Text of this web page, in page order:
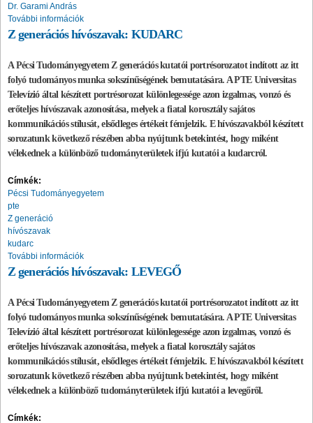
Dr. Garami András
További információk
Z generációs hívószavak: KUDARC
A Pécsi Tudományegyetem Z generációs kutatói portrésorozatot indított az itt
folyó tudományos munka sokszínűségének bemutatására. A PTE Universitas
Televízió által készített portrésorozat különlegessége azon izgalmas, vonzó és
erőteljes hívószavak azonosítása, melyek a fiatal korosztály sajátos
kommunikációs stílusát, elsődleges értékeit fémjelzik. E hívószavakból készített
sorozatunk következő részében abba nyújtunk betekintést, hogy miként
vélekednek a különböző tudományterületek ifjú kutatói a kudarcról.
Címkék:
Pécsi Tudományegyetem
pte
Z generáció
hívószavak
kudarc
További információk
Z generációs hívószavak: LEVEGŐ
A Pécsi Tudományegyetem Z generációs kutatói portrésorozatot indított az itt
folyó tudományos munka sokszínűségének bemutatására. A PTE Universitas
Televízió által készített portrésorozat különlegessége azon izgalmas, vonzó és
erőteljes hívószavak azonosítása, melyek a fiatal korosztály sajátos
kommunikációs stílusát, elsődleges értékeit fémjelzik. E hívószavakból készített
sorozatunk következő részében abba nyújtunk betekintést, hogy miként
vélekednek a különböző tudományterületek ifjú kutatói a levegőről.
Címkék: